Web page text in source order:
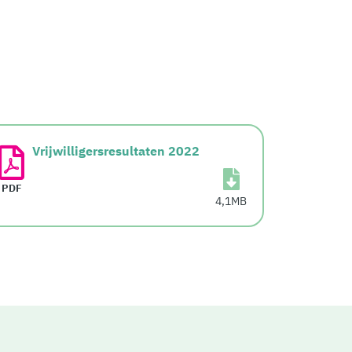
PDF
Vrijwilligersresultaten 2022
4,1MB